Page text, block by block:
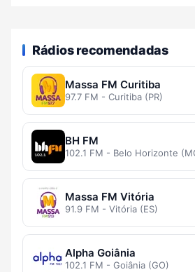
Rádios recomendadas
Massa FM Curitiba
97.7 FM - Curitiba (PR)
BH FM
102.1 FM - Belo Horizonte
Massa FM Vitória
91.9 FM - Vitória (ES)
Alpha Goiânia
102.1 FM - Goiânia (GO)